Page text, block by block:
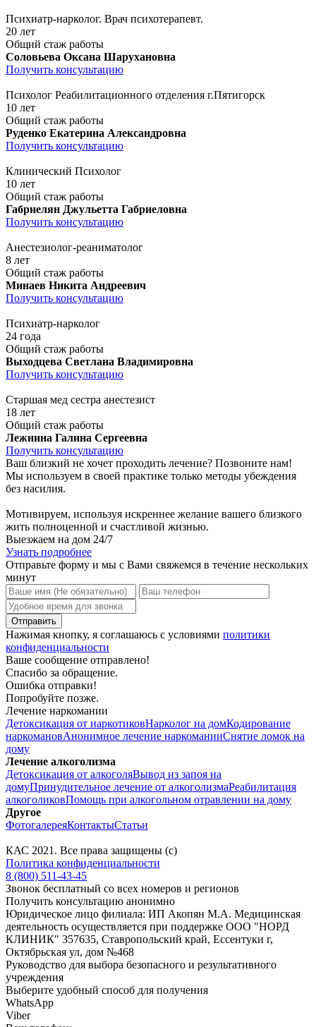
Психиатр-нарколог. Врач психотерапевт.
20 лет
Общий стаж работы
Соловьева Оксана Шарухановна
Получить консультацию
Психолог Реабилитационного отделения г.Пятигорск
10 лет
Общий стаж работы
Руденко Екатерина Александровна
Получить консультацию
Клинический Психолог
10 лет
Общий стаж работы
Габриелян Джульетта Габриеловна
Получить консультацию
Анестезиолог-реаниматолог
8 лет
Общий стаж работы
Минаев Никита Андреевич
Получить консультацию
Психиатр-нарколог
24 года
Общий стаж работы
Выходцева Светлана Владимировна
Получить консультацию
Старшая мед сестра анестезист
18 лет
Общий стаж работы
Лежнина Галина Сергеевна
Получить консультацию
Ваш близкий не хочет проходить лечение? Позвоните нам!
Мы используем в своей практике только методы убеждения
без насилия.
Мотивируем, используя искреннее желание вашего близкого
жить полноценной и счастливой жизнью.
Выезжаем на дом 24/7
Узнать подробнее
Отправьте форму и мы с Вами свяжемся в течение нескольких
минут
Нажимая кнопку, я соглашаюсь с условиями политики
конфиденциальности
Ваше сообщение отправлено!
Спасибо за обращение.
Ошибка отправки!
Попробуйте позже.
Лечение наркомании
Детоксикация от наркотиковНарколог на домКодирование
наркомановАнонимное лечение наркоманииСнятие ломок на
дому
Лечение алкоголизма
Детоксикация от алкоголяВывод из запоя на
домуПринудительное лечение от алкоголизмаРеабилитация
алкоголиковПомощь при алкогольном отравлении на дому
Другое
ФотогалереяКонтактыСтатьи
КАС 2021 . Все права защищены (с)
Политика конфиденциальности
8 (800) 511-43-45
Звонок бесплатный со всех номеров и регионов
Получить консультацию анонимно
Юридическое лицо филиала: ИП Акопян М.А. Медицинская
деятельность осуществляется при поддержке ООО "НОРД
КЛИНИК" 357635, Ставропольский край, Ессентуки г,
Октябрьская ул, дом №468
Руководство для выбора безопасного и результативного
учреждения
Выберите удобный способ для получения
WhatsApp
Viber